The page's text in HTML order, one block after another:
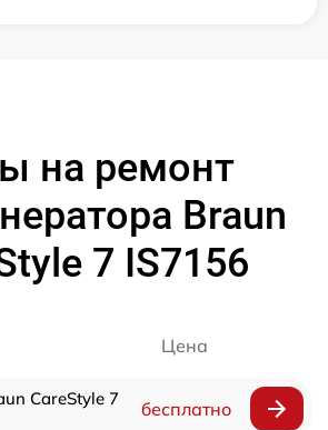
на ремонт
Braun
7 IS7156
Цена
CareStyle 7
бесплатно